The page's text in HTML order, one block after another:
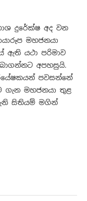
දුරේක්ෂ අද වන
මහජනයා
ඇති යථා පරිමාව
අපහසුයි.
පවසන්නේ
ගැන මහජනයා තුළ
සිතියම් මගින්